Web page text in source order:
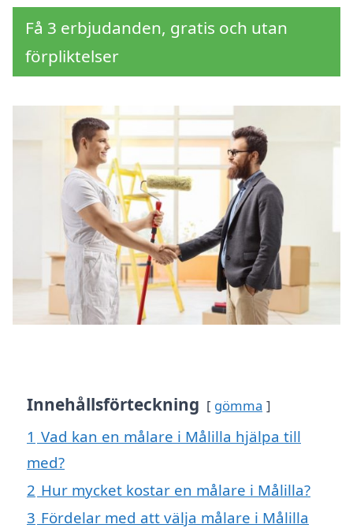
Få 3 erbjudanden, gratis och utan
förpliktelser
Innehållsförteckning gömma
1 Vad kan en målare i Målilla hjälpa till
med?
2 Hur mycket kostar en målare i Målilla?
3 Fördelar med att välja målare i Målilla